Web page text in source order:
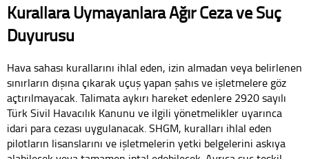
Kurallara Uymayanlara Ağır Ceza ve Suç
Duyurusu
Hava sahası kurallarını ihlal eden, izin almadan veya belirlenen
sınırların dışına çıkarak uçuş yapan şahıs ve işletmelere göz
açtırılmayacak. Talimata aykırı hareket edenlere 2920 sayılı
Türk Sivil Havacılık Kanunu ve ilgili yönetmelikler uyarınca
idari para cezası uygulanacak. SHGM, kuralları ihlal eden
pilotların lisanslarını ve işletmelerin yetki belgelerini askıya